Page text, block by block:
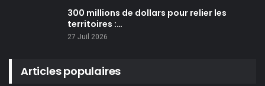
300 millions de dollars pour relier les
territoires :…
27 Juil 2026
Articles populaires